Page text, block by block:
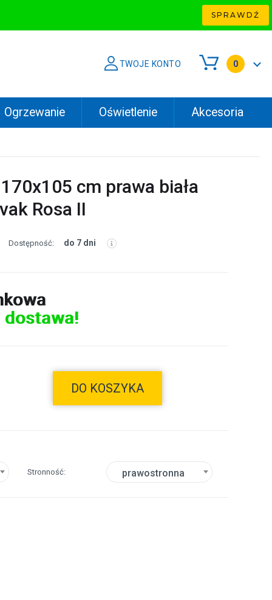
SPRAWDŹ
TWOJE KONTO 0
Ogrzewanie Oświetlenie Akcesoria
cm prawa biała
Rosa II
Dostępność: do 7 dni
dostawa!
DO KOSZYKA
Stronność prawostronna